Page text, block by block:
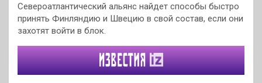
Североатлантический альянс найдет способы быстро
принять Финляндию и Швецию в свой состав, если они
захотят войти в блок.